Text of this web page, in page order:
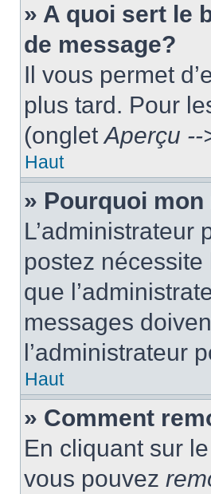
» A quoi sert le
de message?
Il vous permet
plus tard. Pour
(ongletAperçu --
Haut
» Pourquoi
postez
que
messages
l’administrateur
Haut
» Comment
En cliquant sur
vous pouvez